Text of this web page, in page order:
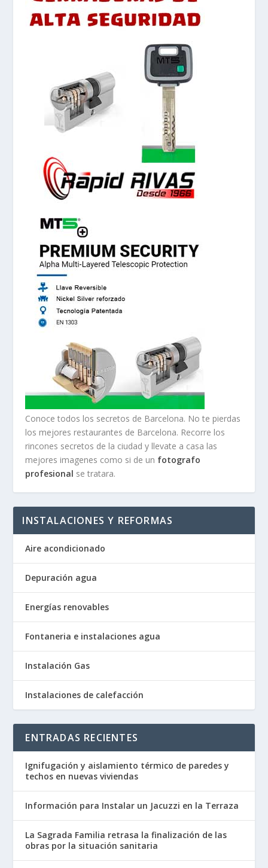
Conoce todos los secretos de Barcelona. No te pierdas
los mejores restaurantes de Barcelona. Recorre los
rincones secretos de la ciudad y llevate a casa las
mejores imagenes como si de un fotografo
profesional se tratara.
INSTALACIONES Y REFORMAS
Aire acondicionado
Depuración agua
Energías renovables
Fontaneria e instalaciones agua
Instalación Gas
Instalaciones de calefacción
ENTRADAS RECIENTES
Ignifugación y aislamiento térmico de paredes y
techos en nuevas viviendas
Información para Instalar un Jacuzzi en la Terraza
La Sagrada Familia retrasa la finalización de las
obras por la situación sanitaria